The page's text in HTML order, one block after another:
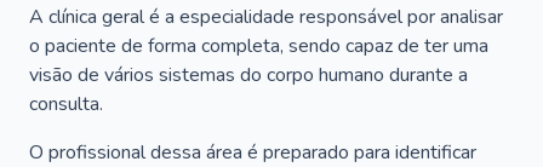
A clínica geral é a especialidade responsável por analisar
o paciente de forma completa, sendo capaz de ter uma
visão de vários sistemas do corpo humano durante a
consulta.
O profissional dessa área é preparado para identificar